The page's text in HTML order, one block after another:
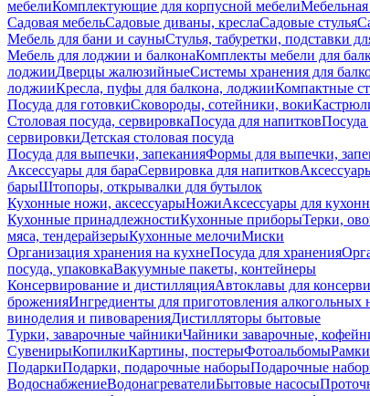
мебелиКомплектующие для корпусной мебели
Садовая мебельСадовые диваны, креслаСадовые стулья
Мебель для бани и сауныСтулья, табуретки, подставки
Мебель для лоджии и балконаКомплекты мебели для
лоджииДверцы жалюзийныеСистемы хранения для
лоджииКресла, пуфы для балкона, лоджииКомпактные
Посуда для готовкиСковороды, сотейники, воки
Столовая посуда, сервировкаПосуда для напитковПосуда
сервировкиДетская столовая посуда
Посуда для выпечки, запеканияФормы для выпечки,
Аксессуары для бараСервировка для напитков
барыШтопоры, открывалки для бутылок
Кухонные ножи, аксессуарыНожиАксессуары для
Кухонные принадлежностиКухонные приборыТерки,
мяса, тендерайзерыКухонные мелочиМиски
Организация хранения на кухнеПосуда для хранения
посуда, упаковкаВакуумные пакеты, контейнеры
Консервирование и дистилляцияАвтоклавы для
броженияИнгредиенты для приготовления алкогольных
виноделия и пивоваренияДистилляторы бытовые
Турки, заварочные чайникиЧайники заварочные,
СувенирыКопилкиКартины, постерыФотоальбомы
ПодаркиПодарки, подарочные наборыПодарочные
ВодоснабжениеВодонагревателиБытовые насосы